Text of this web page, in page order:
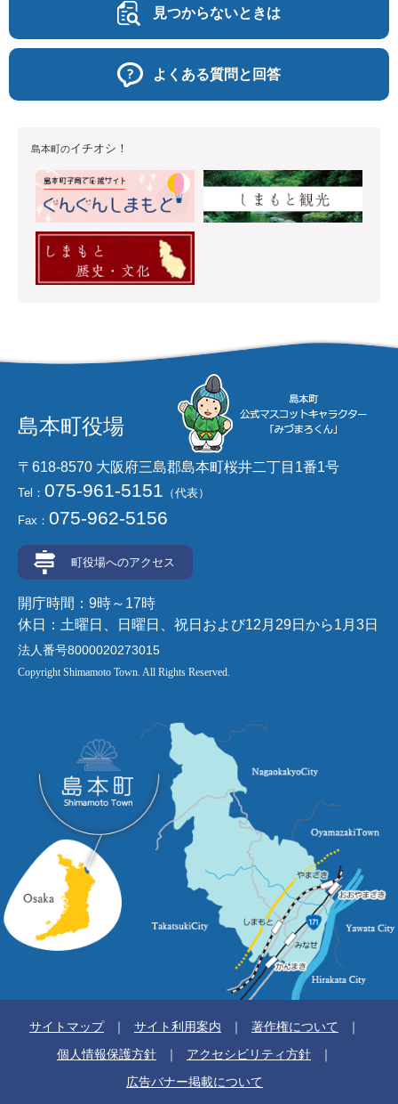
見つからないときは
よくある質問と回答
島本町のイチオシ！
島本町役場
〒618-8570 大阪府三島郡島本町桜井二丁目1番1号
Tel： 075-961-5151 （代表）
Fax： 075-962-5156
町役場へのアクセス
開庁時間：9時～17時
休日：土曜日、日曜日、祝日および12月29日から1月3日
法人番号8000020273015
Copyright Shimamoto Town. All Rights Reserved.
サイトマップ サイト利用案内
著作権について
個人情報保護方針
アクセシビリティ方針
広告バナー掲載について